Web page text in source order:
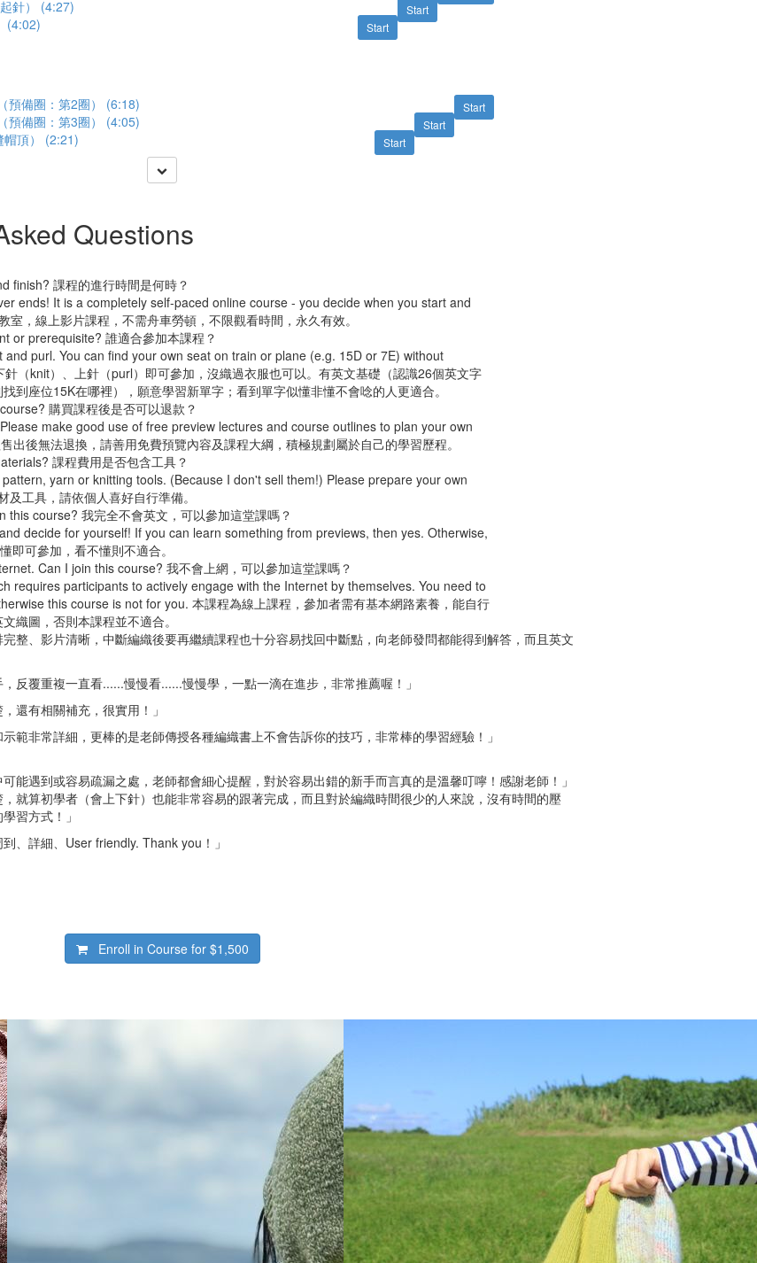
Start
針） (4:27)
Start
(4:02)
Start
預備圈：第2圈） (6:18)
Start
預備圈：第3圈） (4:05)
Start
頂） (2:21)
Questions
finish? 課程的進行時間是何時？
ends! It is a completely self-paced online course - you decide when you start and
，線上影片課程，不需舟車勞頓，不限觀看時間，永久有效。
or prerequisite? 誰適合參加本課程？
and purl. You can find your own seat on train or plane (e.g. 15D or 7E) without
（knit）、上針（purl）即可參加，沒織過衣服也可以。有英文基礎（認識26個英文字
到座位15K在哪裡），願意學習新單字；看到單字似懂非懂不會唸的人更適合。
購買課程後是否可以退款？
make good use of free preview lectures and course outlines to plan your own
出後無法退換，請善用免費預覽內容及課程大綱，積極規劃屬於自己的學習歷程。
課程費用是否包含工具？
yarn or knitting tools. (Because I don't sell them!) Please prepare your own
工具，請依個人喜好自行準備。
this course? 我完全不會英文，可以參加這堂課嗎？
decide for yourself! If you can learn something from previews, then yes. Otherwise,
即可參加，看不懂則不適合。
Can I join this course? 我不會上網，可以參加這堂課嗎？
requires participants to actively engage with the Internet by themselves. You need to
this course is not for you. 本課程為線上課程，參加者需有基本網路素養，能自行
織圖，否則本課程並不適合。
完整、影片清晰，中斷編織後要再繼續課程也十分容易找回中斷點，向老師發問都能得到解答，而且英文
，反覆重複一直看......慢慢看......慢慢學，一點一滴在進步，非常推薦喔！」
，還有相關補充，很實用！」
示範非常詳細，更棒的是老師傳授各種編織書上不會告訴你的技巧，非常棒的學習經驗！」
可能遇到或容易疏漏之處，老師都會細心提醒，對於容易出錯的新手而言真的是溫馨叮嚀！感謝老師！」
，就算初學者（會上下針）也能非常容易的跟著完成，而且對於編織時間很少的人來說，沒有時間的壓
習方式！」
到、詳細、User friendly. Thank you！」
Enroll in Course for $1,500